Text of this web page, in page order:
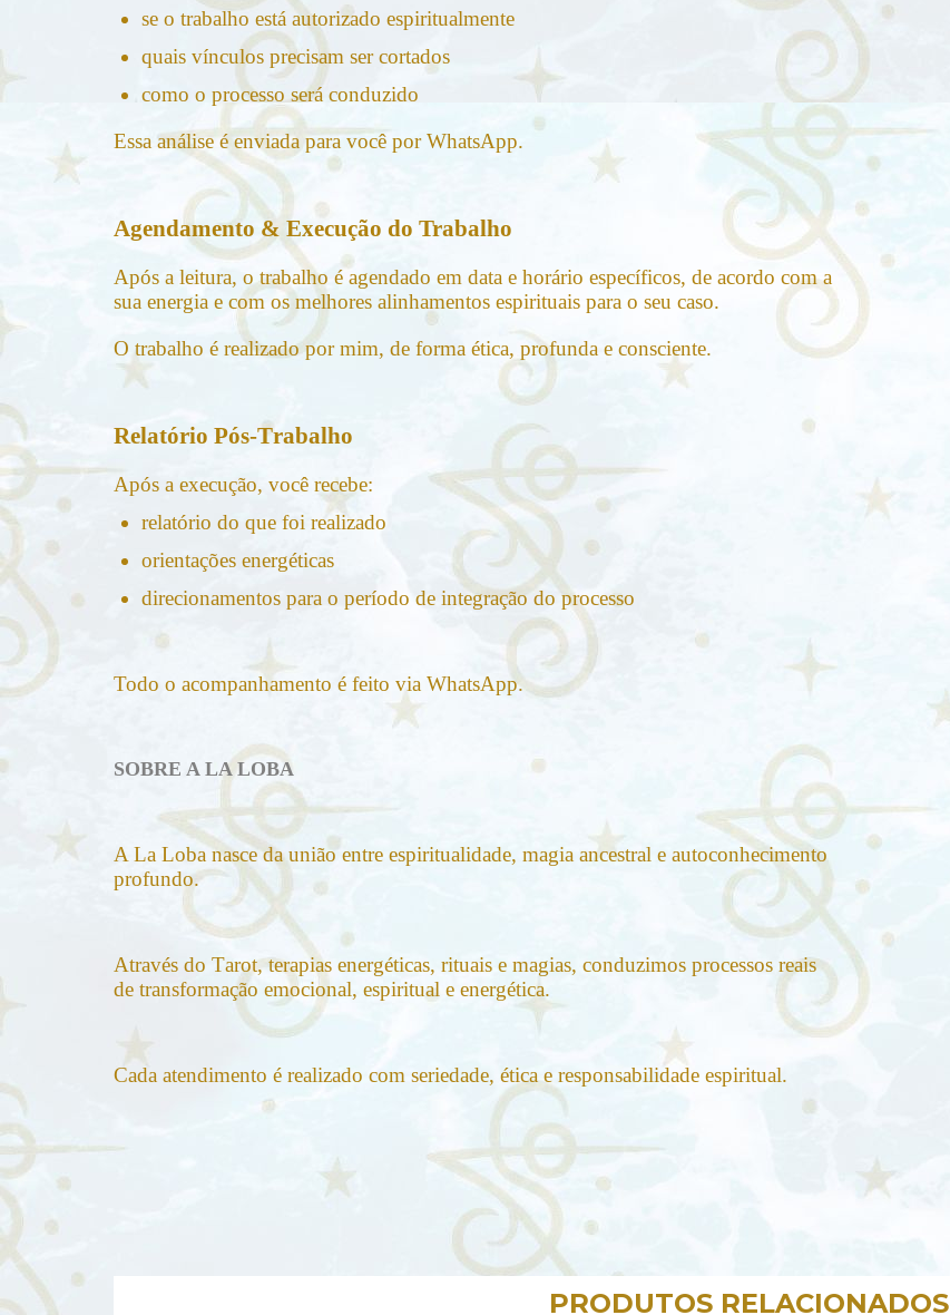
se o trabalho está autorizado espiritualmente
quais vínculos precisam ser cortados
como o processo será conduzido
Essa análise é enviada para você por WhatsApp.
Agendamento & Execução do Trabalho
Após a leitura, o trabalho é agendado em data e horário específicos, de acordo com a
sua energia e com os melhores alinhamentos espirituais para o seu caso.
O trabalho é realizado por mim, de forma ética, profunda e consciente.
Relatório Pós-Trabalho
Após a execução, você recebe:
relatório do que foi realizado
orientações energéticas
direcionamentos para o período de integração do processo
Todo o acompanhamento é feito via WhatsApp.
SOBRE A LA LOBA
A La Loba nasce da união entre espiritualidade, magia ancestral e autoconhecimento
profundo.
Através do Tarot, terapias energéticas, rituais e magias, conduzimos processos reais
de transformação emocional, espiritual e energética.
Cada atendimento é realizado com seriedade, ética e responsabilidade espiritual.
PRODUTOS RELACIONADOS